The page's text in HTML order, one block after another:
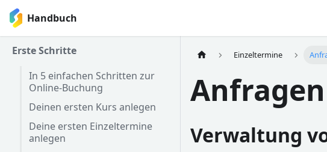
Handbuch
Erste Schritte
In 5 einfachen Schritten zur
Online-Buchung
Deinen ersten Kurs anlegen
Deine ersten Einzeltermine
anlegen
Einzeltermine
Anfragen
Verwaltung